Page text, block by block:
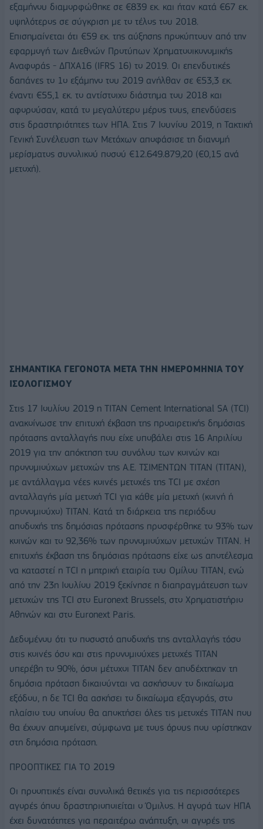
εξαμήνου διαμορφώθηκε σε €839 εκ. και ήταν κατά €67 εκ.
υψηλότερος σε σύγκριση με το τέλος του 2018.
Επισημαίνεται ότι €59 εκ. της αύξησης προκύπτουν από την
εφαρμογή των Διεθνών Προτύπων Χρηματοοικονομικής
Αναφοράς - ΔΠΧΑ16 (IFRS 16) το 2019. Οι επενδυτικές
δαπάνες το 1ο εξάμηνο του 2019 ανήλθαν σε €53,3 εκ.
έναντι €55,1 εκ. το αντίστοιχο διάστημα του 2018 και
αφορούσαν, κατά το μεγαλύτερο μέρος τους, επενδύσεις
στις δραστηριότητες των ΗΠΑ. Στις 7 Ιουνίου 2019, η Τακτική
Γενική Συνέλευση των Μετόχων αποφάσισε τη διανομή
μερίσματος συνολικού ποσού €12.649.879,20 (€0,15 ανά
μετοχή).
ΣΗΜΑΝΤΙΚΑ ΓΕΓΟΝΟΤΑ ΜΕΤΑ ΤΗΝ ΗΜΕΡΟΜΗΝΙΑ ΤΟΥ
ΙΣΟΛΟΓΙΣΜΟΥ
Στις 17 Ιουλίου 2019 η TITAN Cement International SA (TCI)
ανακοίνωσε την επιτυχή έκβαση της προαιρετικής δημόσιας
πρότασης ανταλλαγής που είχε υποβάλει στις 16 Απριλίου
2019 για την απόκτηση του συνόλου των κοινών και
προνομιούχων μετοχών της Α.Ε. ΤΣΙΜΕΝΤΩΝ ΤΙΤΑΝ (ΤΙΤΑΝ),
με αντάλλαγμα νέες κοινές μετοχές της TCI με σχέση
ανταλλαγής μία μετοχή ΤCI για κάθε μία μετοχή (κοινή ή
προνομιούχο) ΤΙΤΑΝ. Κατά τη διάρκεια της περιόδου
αποδοχής της δημόσιας πρότασης προσφέρθηκε το 93% των
κοινών και το 92,36% των προνομιούχων μετοχών ΤΙΤΑΝ. Η
επιτυχής έκβαση της δημόσιας πρότασης είχε ως αποτέλεσμα
να καταστεί η ΤCI η μητρική εταιρία του Ομίλου ΤΙΤΑΝ, ενώ
από την 23η Ιουλίου 2019 ξεκίνησε η διαπραγμάτευση των
μετοχών της TCI στο Euronext Brussels, στο Χρηματιστήριο
Αθηνών και στο Euronext Paris.
Δεδομένου ότι το ποσοστό αποδοχής της ανταλλαγής τόσο
στις κοινές όσο και στις προνομιούχες μετοχές ΤΙΤΑΝ
υπερέβη το 90%, όσοι μέτοχοι ΤΙΤΑΝ δεν αποδέχτηκαν τη
δημόσια πρόταση δικαιούνται να ασκήσουν το δικαίωμα
εξόδου, η δε TCI θα ασκήσει το δικαίωμα εξαγοράς, στο
πλαίσιο του οποίου θα αποκτήσει όλες τις μετοχές ΤΙΤΑΝ που
θα έχουν απομείνει, σύμφωνα με τους όρους που ορίστηκαν
στη δημόσια πρόταση.
ΠΡΟΟΠΤΙΚΕΣ ΓΙΑ ΤΟ 2019
Οι προοπτικές είναι συνολικά θετικές για τις περισσότερες
αγορές όπου δραστηριοποιείται ο Όμιλος. Η αγορά των ΗΠΑ
έχει δυνατότητες για περαιτέρω ανάπτυξη, οι αγορές της